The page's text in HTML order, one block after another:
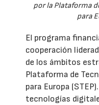
por la Plataforma
para
El programa
cooperación
de los ámbitos
Plataforma de
para Europa
tecnologías